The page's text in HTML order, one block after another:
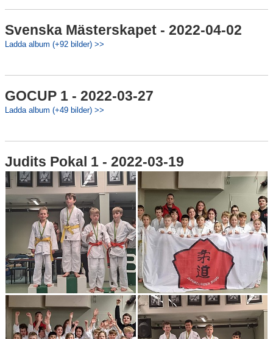
Svenska Mästerskapet - 2022-04-02
Ladda album (+92 bilder) >>
GOCUP 1 - 2022-03-27
Ladda album (+49 bilder) >>
Judits Pokal 1 - 2022-03-19